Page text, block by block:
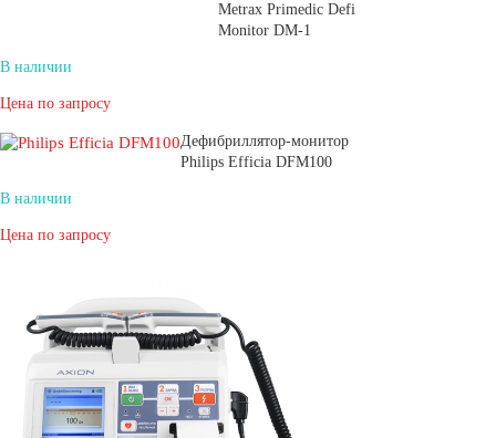
Metrax Primedic Defi
Monitor DM-1
В наличии
Цена по запросу
Дефибриллятор-монитор
Philips Efficia DFM100
В наличии
Цена по запросу